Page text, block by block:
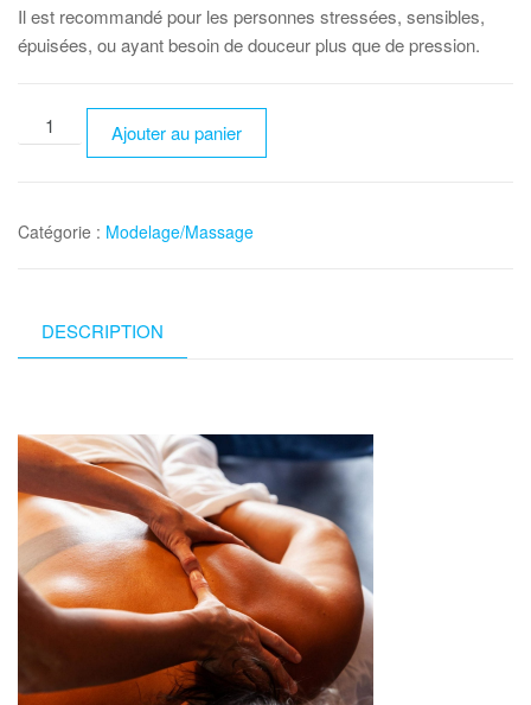
Il est recommandé pour les personnes stressées, sensibles,
épuisées, ou ayant besoin de douceur plus que de pression.
quantité
de
-
Ajouter au panier
Catégorie : Modelage/Massage
DESCRIPTION